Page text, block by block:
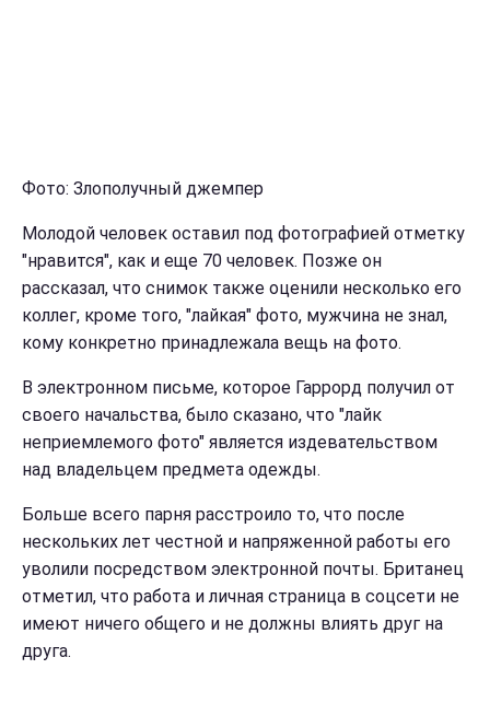
Фото: Злополучный джемпер
Молодой человек оставил под фотографией отметку
"нравится", как и еще 70 человек. Позже он
рассказал, что снимок также оценили несколько его
коллег, кроме того, "лайкая" фото, мужчина не знал,
кому конкретно принадлежала вещь на фото.
В электронном письме, которое Гаррорд получил от
своего начальства, было сказано, что "лайк
неприемлемого фото" является издевательством
над владельцем предмета одежды.
Больше всего парня расстроило то, что после
нескольких лет честной и напряженной работы его
уволили посредством электронной почты. Британец
отметил, что работа и личная страница в соцсети не
имеют ничего общего и не должны влиять друг на
друга.